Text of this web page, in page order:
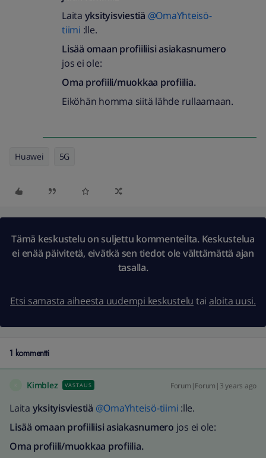
Laita yksityisviestiä @OmaYhteisö-
tiimi :lle.
Lisää omaan profiiliisi asiakasnumero
jos ei ole:
Oma profiili/muokkaa profiilia.
Eiköhän homma siitä lähde rullaamaan.
Huawei 5G
Tämä keskustelu on suljettu kommenteilta. Keskustelua
ei enää päivitetä, eivätkä sen tiedot ole välttämättä ajan
tasalla.
Etsi samasta aiheesta uudempi keskustelu tai aloita uusi.
1 kommentti
Kimblez VASTAUS Forum|Forum|3 years ago
Laita yksityisviestiä @OmaYhteisö-tiimi :lle.
Lisää omaan profiiliisi asiakasnumero jos ei ole:
Oma profiili/muokkaa profiilia.